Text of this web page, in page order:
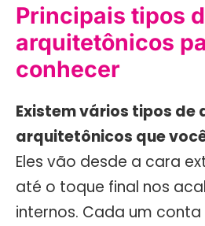
Principais tipos
arquitetônicos
conhecer
Existem vários tipos de
arquitetônicos que
Eles vão desde a cara
até o toque final nos
internos. Cada um